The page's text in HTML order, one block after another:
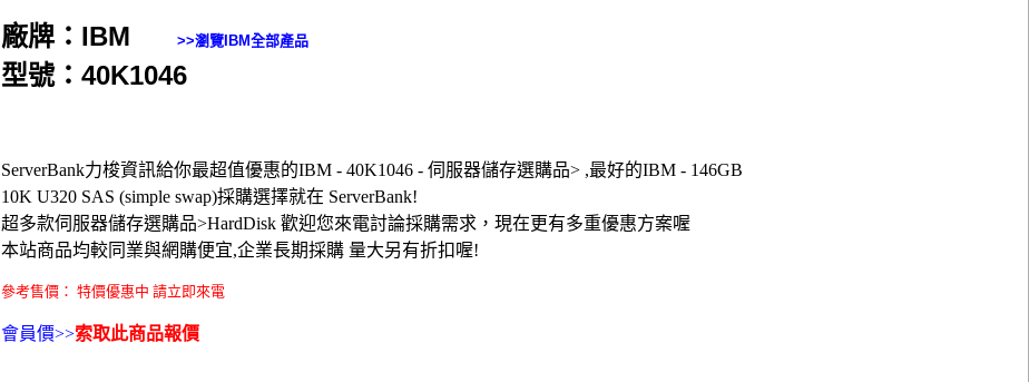
廠牌：IBM >>瀏覽 IBM全部產品
型號：40K1046
ServerBank力梭資訊給你最超值優惠的IBM - 40K1046 - 伺服器儲存選購品> ,最好的IBM - 146GB
10K U320 SAS (simple swap)採購選擇就在 ServerBank!
超多款伺服器儲存選購品>HardDisk 歡迎您來電討論採購需求，現在更有多重優惠方案喔
本站商品均較同業與網購便宜,企業長期採購 量大另有折扣喔!
參考售價： 特價優惠中 請立即來電
會員價>>索取此商品報價